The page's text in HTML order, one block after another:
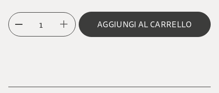
1 AGGIUNGI AL CARRELLO